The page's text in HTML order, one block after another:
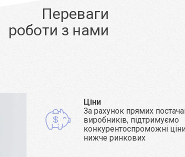
Переваги
роботи з нами
Ціни
За рахунок прямих
виробників, підтримуємо
конкурентоспроможні ціни
нижче ринкових